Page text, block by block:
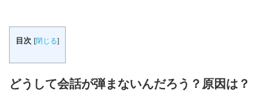
目次 [閉じる]
どうして会話が弾まないんだろう？原因は？